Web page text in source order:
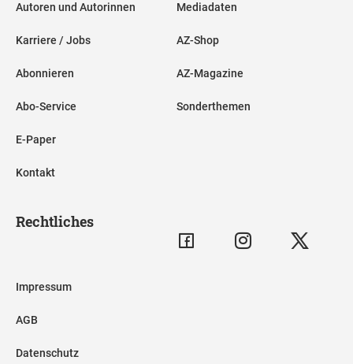
Autoren und Autorinnen
Karriere / Jobs
Abonnieren
Abo-Service
E-Paper
Kontakt
Mediadaten
AZ-Shop
AZ-Magazine
Sonderthemen
Rechtliches
Impressum
AGB
Datenschutz